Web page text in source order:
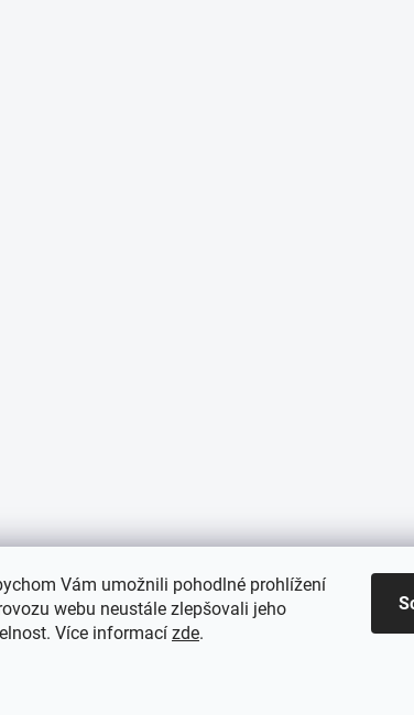
Vám umožnili pohodlné prohlížení
webu neustále zlepšovali jeho
Více informací zde.